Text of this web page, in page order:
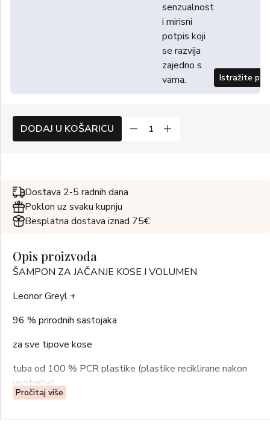
senzualnost
i mirisni
potpis koji
se razvija
zajedno s
vama.
Istražite
DODAJ U KOŠARICU
Dostava 2-5 radnih dana
Poklon uz svaku kupnju
Besplatna dostava iznad 75€
Opis proizvoda
ŠAMPON ZA JAČANJE KOSE I VOLUMEN
Leonor Greyl +
96 % prirodnih sastojaka
za sve tipove kose
tuba od 100 % PCR plastike (plastike reciklirane nakon
upotrebe)
Pročitaj više